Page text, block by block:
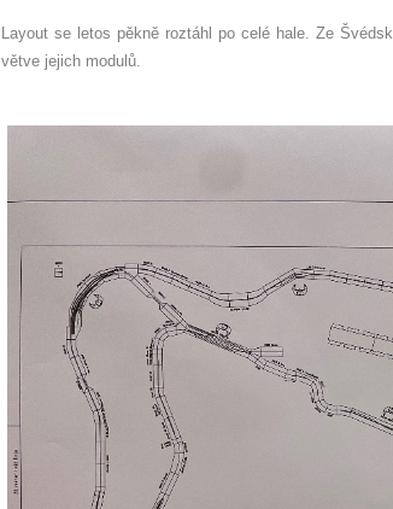
Layout se letos pěkně roztáhl po celé hale. Ze
větve jejich modulů.